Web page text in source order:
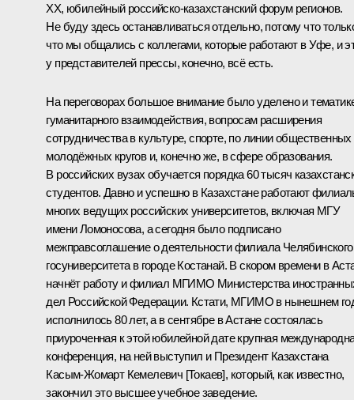
XX, юбилейный российско-казахстанский форум регионов.
Не буду здесь останавливаться отдельно, потому что
что мы общались с коллегами, которые работают в Уфе, и
у представителей прессы, конечно, всё есть.
На переговорах большое внимание было уделено и
гуманитарного взаимодействия, вопросам расширения
сотрудничества в культуре, спорте, по линии общественных
молодёжных кругов и, конечно же, в сфере образования.
В российских вузах обучается порядка 60 тысяч
студентов. Давно и успешно в Казахстане работают
многих ведущих российских университетов, включая МГУ
имени Ломоносова, а сегодня было подписано
межправсоглашение о деятельности филиала Челябинского
госуниверситета в городе Костанай. В скором времени в
начнёт работу и филиал МГИМО Министерства
дел Российской Федерации. Кстати, МГИМО в нынешнем
исполнилось 80 лет, а в сентябре в Астане состоялась
приуроченная к этой юбилейной дате крупная
конференция, на ней выступил и Президент Казахстана
Касым-Жомарт Кемелевич [Токаев], который, как известно,
закончил это высшее учебное заведение.